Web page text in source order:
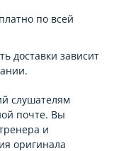
по всей
доставки зависит
слушателям
почте. Вы
и
оригинала